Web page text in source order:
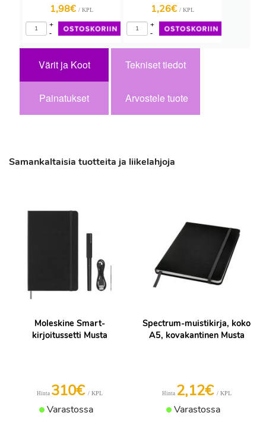
1,98€ / KPL
-
+
1,26€ / KPL
-
+
Värit ja Koot Tekniset tiedot
Painatukset Arvostele tuote
Samankaltaisia tuotteita ja liikelahjoja
Moleskine Smart-
kirjoitussetti Musta
Hinta 310€ / KPL
Varastossa
Spectrum-muistikirja, koko
A5, kovakantinen Musta
Hinta 2,12€ / KPL
Varastossa